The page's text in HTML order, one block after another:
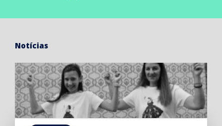
Notícias